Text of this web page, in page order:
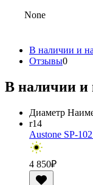
None
В наличии и на
Отзывы0
В наличии и
Диаметр
r14
Austone SP-
4 850₽